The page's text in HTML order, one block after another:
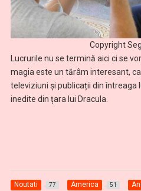
Copyright
Lucrurile nu se termină aici ci se
magia este un tărâm interesant,
televiziuni și publicații din
inedite din țara lui Dracula.
Noutati 77 America 51